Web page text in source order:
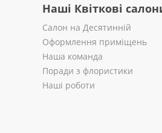
Наші Квіткові
Салон на Десятинній
Оформлення приміщень
Наша команда
Поради з флористики
Наші роботи